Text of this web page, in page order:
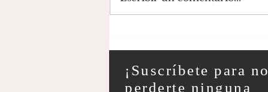
historia desde el siglo XV hasta
el siglo XXI
¡Suscríbete para no
perderte ninguna